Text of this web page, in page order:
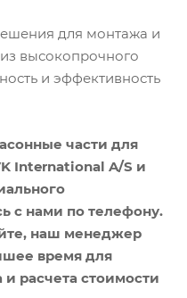
для монтажа и
высокопрочного
и эффективность
части для
International A/S и
с нами по телефону.
наш менеджер
время для
и расчета стоимости